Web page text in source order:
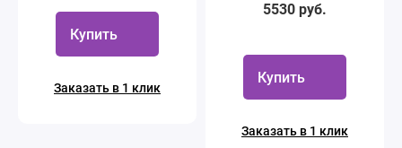
Купить
Заказать в 1 клик
5530 руб.
Купить
Заказать в 1 клик